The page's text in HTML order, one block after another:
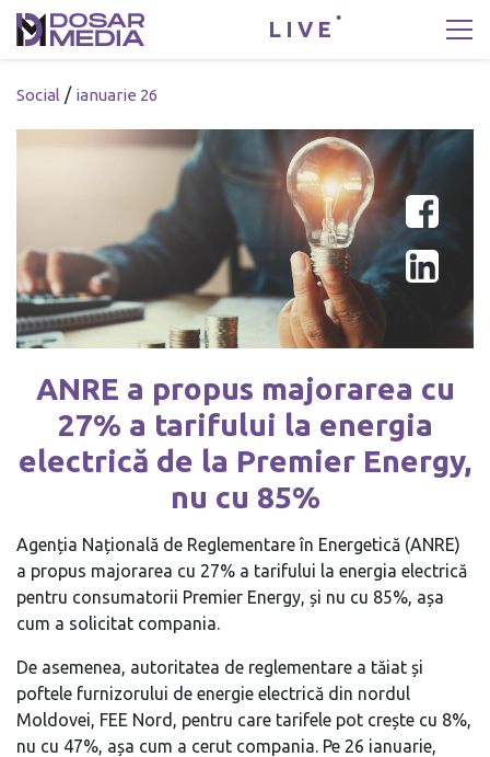
LIVE
Social / ianuarie 26
ANRE a propus majorarea cu
27% a tarifului la energia
electrică de la Premier Energy,
nu cu 85%
Agenția Națională de Reglementare în Energetică (ANRE)
a propus majorarea cu 27% a tarifului la energia electrică
pentru consumatorii Premier Energy, și nu cu 85%, așa
cum a solicitat compania.
De asemenea, autoritatea de reglementare a tăiat și
poftele furnizorului de energie electrică din nordul
Moldovei, FEE Nord, pentru care tarifele pot crește cu 8%,
nu cu 47%, așa cum a cerut compania. Pe 26 ianuarie,